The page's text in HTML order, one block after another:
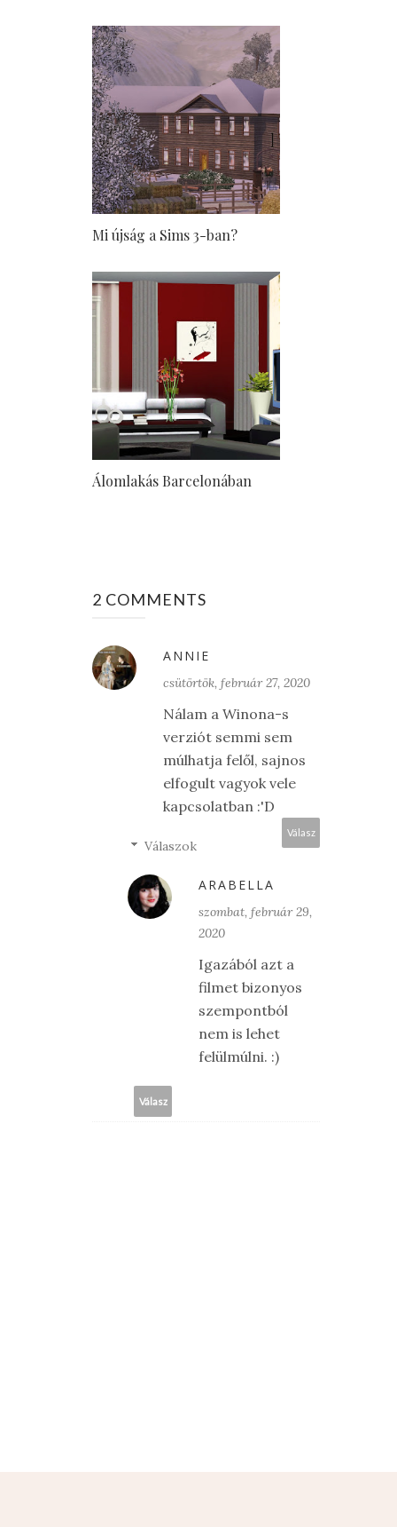
Mi újság a Sims 3-ban?
Álomlakás Barcelonában
2 COMMENTS
ANNIE
csütörtök, február 27, 2020
Nálam a Winona-s
verziót semmi sem
múlhatja felől, sajnos
elfogult vagyok vele
kapcsolatban :'D
Válasz
Válaszok
ARABELLA
szombat, február 29,
2020
Igazából azt a
filmet bizonyos
szempontból
nem is lehet
felülmúlni. :)
Válasz